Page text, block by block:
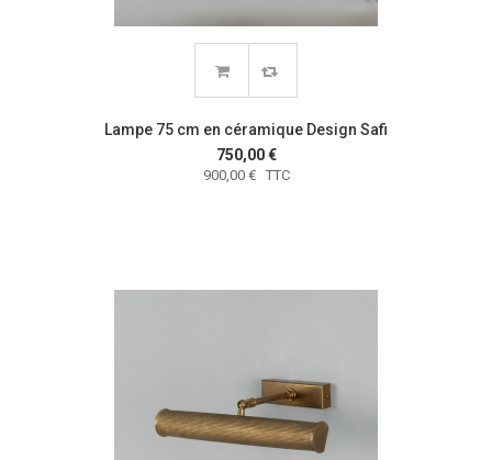
Lampe 75 cm en céramique Design Safi
750,00 €
900,00 € TTC